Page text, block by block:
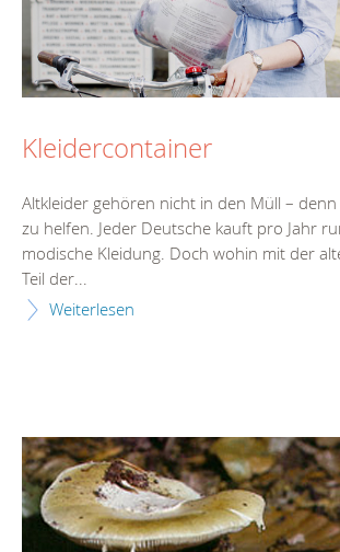
Kleidercontainer
Altkleider gehören nicht in den Müll –
zu helfen. Jeder Deutsche kauft pro Jahr
modische Kleidung. Doch wohin mit der
Teil der...
Weiterlesen